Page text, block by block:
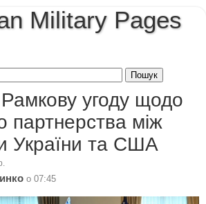
Military Pages
угоду щодо
партнерства між
України та США
о 07:45